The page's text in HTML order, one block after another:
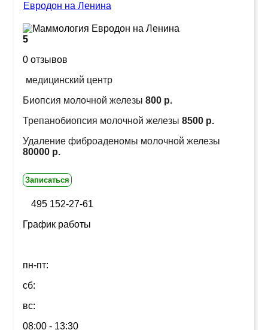
Евродон на Ленина
5
0 отзывов
медицинский центр
Биопсия молочной железы 800 р.
Трепанобиопсия молочной железы 8500 р.
Удаление фиброаденомы молочной железы
80000 р.
Записаться
495 152-27-61
График работы
пн-пт:
сб:
вс:
08:00 - 13:30